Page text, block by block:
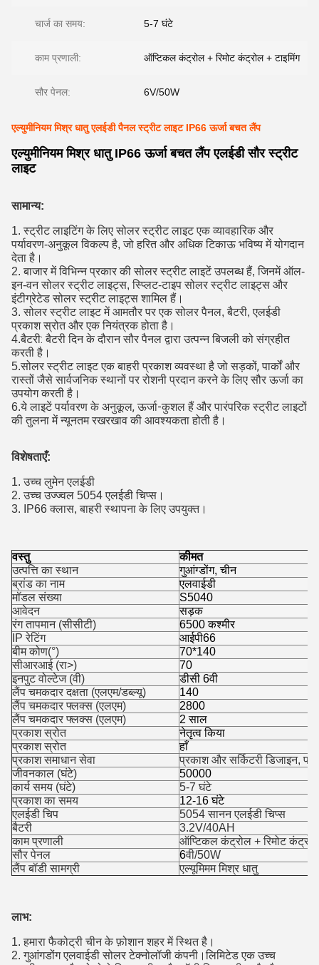
एक संदेश छोड़ें
चार्ज का समय: 5-7 घंटे
काम प्रणाली: ऑप्टिकल कंट्रोल + रिमोट कंट्रोल + टाइमिंग
सौर पेनल: 6V/50W
एल्युमीनियम मिश्र धातु एलईडी पैनल स्ट्रीट लाइट IP66 ऊर्जा बचत लैंप
एल्युमीनियम मिश्र धातु IP66 ऊर्जा बचत लैंप एलईडी सौर स्ट्रीट
लाइट
सामान्य:
1. स्ट्रीट लाइटिंग के लिए सोलर स्ट्रीट लाइट एक व्यावहारिक और
पर्यावरण-अनुकूल विकल्प है, जो हरित और अधिक टिकाऊ भविष्य में योगदान
देता है।
2. बाजार में विभिन्न प्रकार की सोलर स्ट्रीट लाइटें उपलब्ध हैं, जिनमें ऑल-
इन-वन सोलर स्ट्रीट लाइट्स, स्प्लिट-टाइप सोलर स्ट्रीट लाइट्स और
इंटीग्रेटेड सोलर स्ट्रीट लाइट्स शामिल हैं।
3. सोलर स्ट्रीट लाइट में आमतौर पर एक सोलर पैनल, बैटरी, एलईडी
प्रकाश स्रोत और एक नियंत्रक होता है।
4.बैटरी: बैटरी दिन के दौरान सौर पैनल द्वारा उत्पन्न बिजली को संग्रहीत
करती है।
5.सोलर स्ट्रीट लाइट एक बाहरी प्रकाश व्यवस्था है जो सड़कों, पार्कों और
रास्तों जैसे सार्वजनिक स्थानों पर रोशनी प्रदान करने के लिए सौर ऊर्जा का
उपयोग करती है।
6.ये लाइटें पर्यावरण के अनुकूल, ऊर्जा-कुशल हैं और पारंपरिक स्ट्रीट लाइटों
की तुलना में न्यूनतम रखरखाव की आवश्यकता होती है।
विशेषताएँ:
1. उच्च लुमेन एलईडी
2. उच्च उज्ज्वल 5054 एलईडी चिप्स।
3. IP66 क्लास, बाहरी स्थापना के लिए उपयुक्त।
वस्तु
कीमत
उत्पत्ति का स्थान
गुआंग्डोंग, चीन
ब्रांड का नाम
एलवाईडी
मॉडल संख्या
S5040
आवेदन
सड़क
रंग तापमान (सीसीटी)
6500 कश्मीर
IP रेटिंग
आईपी66
बीम कोण(°)
70*140
सीआरआई (रा>)
70
इनपुट वोल्टेज (वी)
डीसी 6वी
लैंप चमकदार दक्षता (एलएम/डब्ल्यू)
140
लैंप चमकदार फ्लक्स (एलएम)
2800
लैंप चमकदार फ्लक्स (एलएम)
2 साल
प्रकाश स्रोत
नेतृत्व किया
प्रकाश स्रोत
हाँ
प्रकाश समाधान सेवा
प्रकाश और सर्किटरी डिजाइन,
जीवनकाल (घंटे)
50000
कार्य समय (घंटे)
5-7 घंटे
प्रकाश का समय
12-16 घंटे
एलईडी चिप
5054 सानन एलईडी चिप्स
बैटरी
3.2V/40AH
काम प्रणाली
ऑप्टिकल कंट्रोल + रिमोट कंट्रोल
सौर पेनल
6वी/50W
लैंप बॉडी सामग्री
एल्यूमिमम मिश्र धातु
लाभ:
1. हमारा फैकोट्री चीन के फ़ोशान शहर में स्थित है।
2. गुआंगडोंग एलवाईडी सोलर टेक्नोलॉजी कंपनी।लिमिटेड एक उच्च